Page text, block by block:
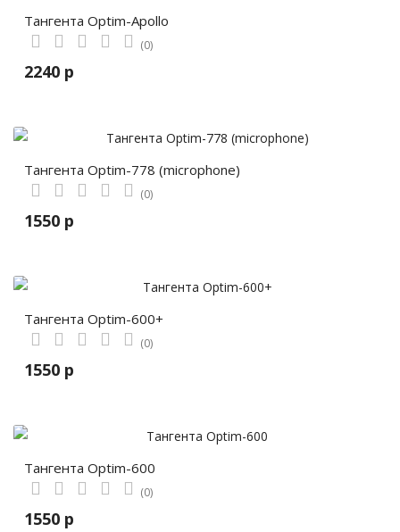
Тангента Optim-Apollo
(0)
2240 р
Тангента Optim-778 (microphone)
(0)
1550 р
Тангента Optim-600+
(0)
1550 р
Тангента Optim-600
(0)
1550 р